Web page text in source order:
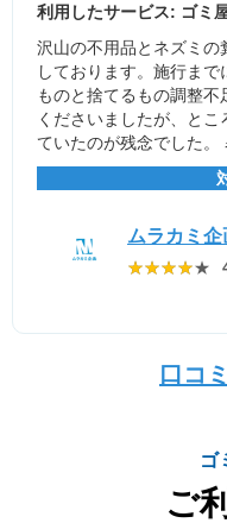
利用したサービス: ゴミ
沢山の不用品とネズミ
しております。施行ま
ものと捨てるもの調整
くださいましたが、と
ていたのが残念でした。
ムラカミ企
★★★★★
★★★★★
口コ
ゴ
ご